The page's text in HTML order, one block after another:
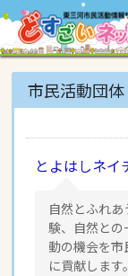
市民活動団体
とよはしネイ
自然とふれ
験、自然と
動の機会を
に貢献します。